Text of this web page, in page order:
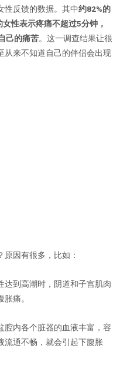
性反馈的数据。其中约82%的
性表示疼痛不超过5分钟，
己的痛苦。这一调查结果让很
从来不知道自己的伴侣会出现
因有很多，比如：
达到高潮时，阴道和子宫肌肉
痛。
腔内各个脏器的血液丰富，容
流通不畅，就会引起下腹胀